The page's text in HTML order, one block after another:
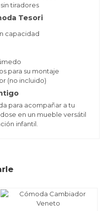
tiradores
Tesori
capacidad
para su montaje
(no incluido)
para acompañar a tu
en un mueble versátil
infantil.